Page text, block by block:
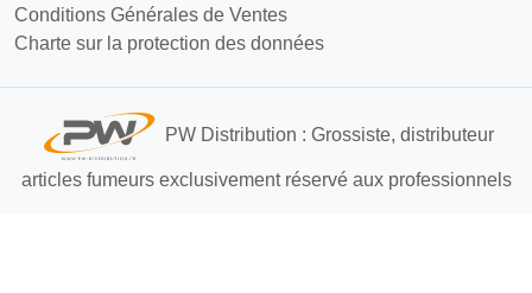
Conditions Générales de Ventes
Charte sur la protection des données
PW Distribution : Grossiste, distributeur
articles fumeurs exclusivement réservé aux professionnels